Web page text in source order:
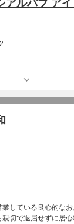
アルパブ ア
している良心的な
切で退屈せずに居